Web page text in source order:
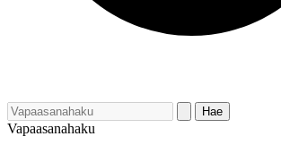
Hae
Vapaasanahaku